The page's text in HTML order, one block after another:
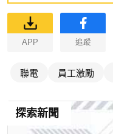
APP 追蹤
聯電 員工激勵
探索新聞